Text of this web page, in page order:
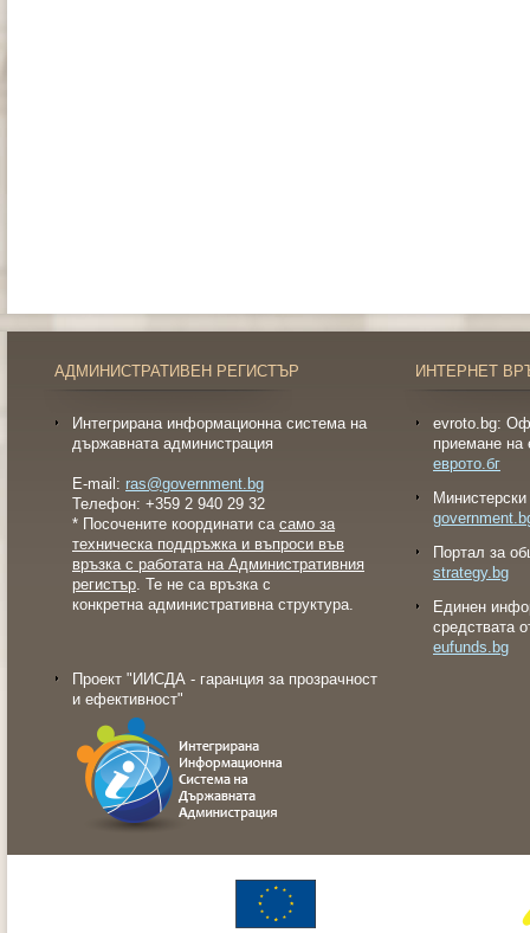
АДМИНИСТРАТИВЕН РЕГИСТЪР
Интегрирана информационна система на
държавната администрация
E-mail: ras@government.bg
Телефон: +359 2 940 29 32
* Посочените координати са само за
техническа поддръжка и въпроси във
връзка с работата на Административния
регистър. Те не са връзка с
конкретна административна структура.
Проект "ИИСДА - гаранция за прозрачност
и ефективност"
ИНТЕРНЕТ
evroto.bg:
приемане на
еврото.бг
Портал за
strategy.bg
Eдинен
средствата
eufunds.bg